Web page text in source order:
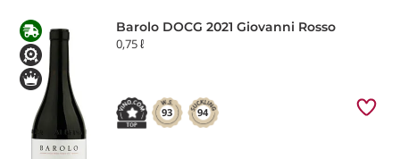
Barolo DOCG 2021 Giovanni Rosso
0,75 ℓ
93 94